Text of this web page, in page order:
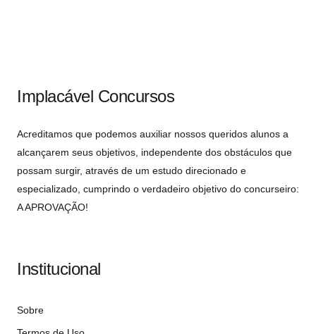
Implacável Concursos
Acreditamos que podemos auxiliar nossos queridos alunos a
alcançarem seus objetivos, independente dos obstáculos que
possam surgir, através de um estudo direcionado e
especializado, cumprindo o verdadeiro objetivo do concurseiro:
A APROVAÇÃO!
Institucional
Sobre